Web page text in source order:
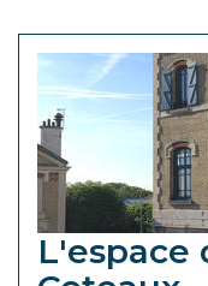
L'espace